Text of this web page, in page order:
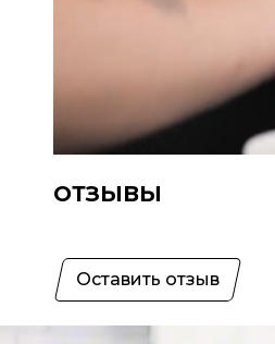
ОТЗЫВЫ
Оставить отзыв